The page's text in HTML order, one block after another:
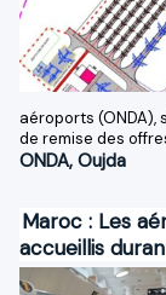
aéroports (ONDA),
de remise des
ONDA, Oujda
Maroc : Les
accueillis